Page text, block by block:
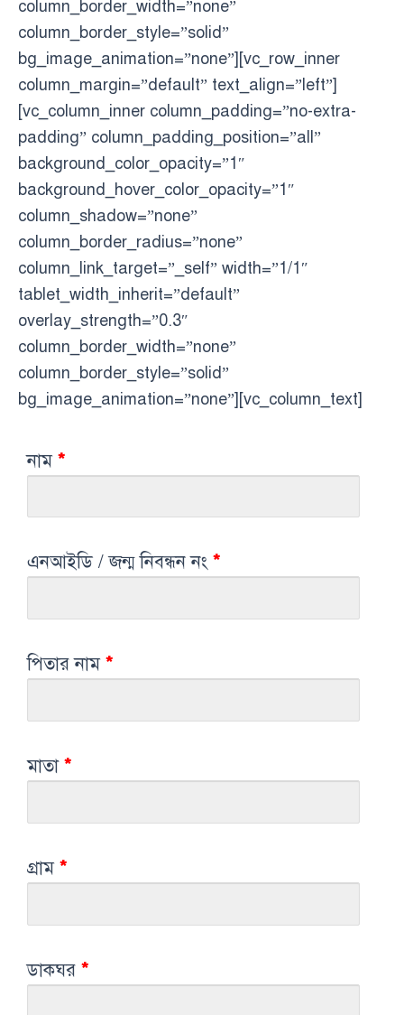
column_border_width=”none”
column_border_style=”solid”
bg_image_animation=”none”][vc_row_inner
column_margin=”default” text_align=”left”]
[vc_column_inner column_padding=”no-extra-
padding” column_padding_position=”all”
background_color_opacity=”1″
background_hover_color_opacity=”1″
column_shadow=”none”
column_border_radius=”none”
column_link_target=”_self” width=”1/1″
tablet_width_inherit=”default”
overlay_strength=”0.3″
column_border_width=”none”
column_border_style=”solid”
bg_image_animation=”none”][vc_column_text]
নাম *
এনআইডি / জন্ম নিবন্ধন নং *
পিতার নাম *
মাতা *
গ্রাম *
ডাকঘর *